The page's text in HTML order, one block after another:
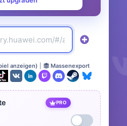
anzeigen) Massenexport
PRO